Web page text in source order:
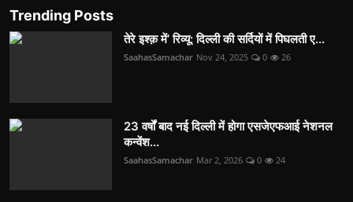
Trending Posts
तेरे इश्क़ में’ रिव्यू: दिल्ली की सर्दियों में पिघलती ए...
SaahasSamachar Nov 24, 2025 0 26
23 वर्षों बाद नई दिल्ली में होगा एसजेएफआई नेशनल
कन्वेंश...
SaahasSamachar Mar 2, 2026 0 24